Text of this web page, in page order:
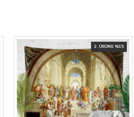
2. ÜRÜNE %15